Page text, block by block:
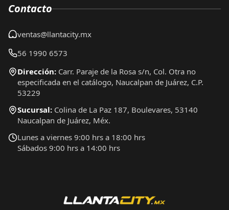
Contacto
ventas@llantacity.mx
56 1990 6573
Dirección: Carr. Paraje de la Rosa s/n, Col. Otra no
especificada en el catálogo, Naucalpan de Juárez, C.P.
53229
Sucursal: Colina de La Paz 187, Boulevares, 53140
Naucalpan de Juárez, Méx.
Lunes a viernes 9:00 hrs a 18:00 hrs
Sábados 9:00 hrs a 14:00 hrs